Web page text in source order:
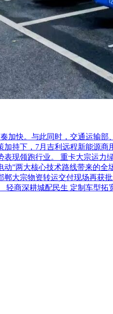
加快。与此同时，交通运输
持下，7月吉利远程新能源商
现领跑行业。 重卡大宗运
”两大核心技术路线带来的
大宗物资转运交付现场再获
商深耕城配民生 定制车型